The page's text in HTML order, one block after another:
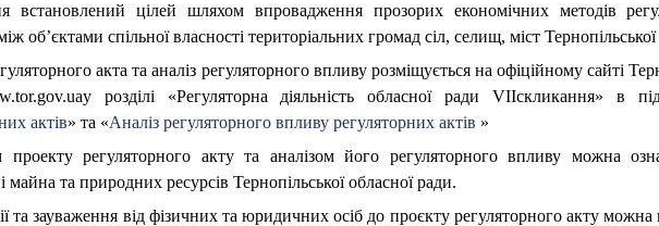
встановлений цілей шляхом впровадження прозорих економічних методів
об’єктами спільної власності територіальних громад сіл, селищ, міст Тернопільської
акта та аналіз регуляторного впливу розміщується на офіційному сайті
розділі «Регуляторна діяльність обласної ради VIIскликання» в
актів» та «Аналіз регуляторного впливу регуляторних актів »
проекту регуляторного акту та аналізом його регуляторного впливу можна
майна та природних ресурсів Тернопільської обласної ради.
та зауваження від фізичних та юридичних осіб до проєкту регуляторного акту